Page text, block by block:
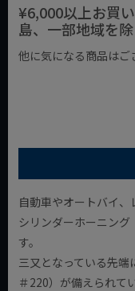
¥6,000以上お買
島、一部地域を除
他に気になる商品はご
自動車やオートバイ
シリンダーホーニン
す。
三又となっている先
＃220）が備えられて